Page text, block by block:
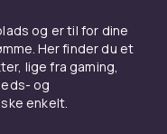
og er til for dine
Her finder du et
lige fra gaming,
og
enkelt.